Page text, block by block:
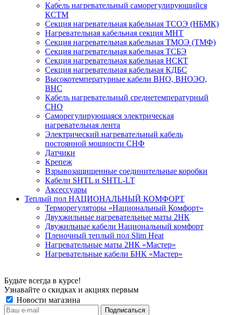
Кабель нагревательный саморегулирующийся
КСТМ
Секция нагревательная кабельная ТСОЭ (НБМК)
Нагревательная кабельная секция МНТ
Секция нагревательная кабельная ТМОЭ (ТМФ)
Секция нагревательная кабельная ТСБЭ
Секция нагревательная кабельная НСКТ
Секция нагревательная кабельная КДБС
Высокотемпературные кабели ВНО, ВНОЭО,
ВНС
Кабель нагревательный среднетемпературный
СНО
Саморегулирующаяся электрическая
нагревательная лента
Электрический нагревательный кабель
постоянной мощности СНФ
Датчики
Крепеж
Взрывозащищенные соединительные коробки
Кабели SHTL и SHTL-LT
Аксессуары
Теплый пол НАЦИОНАЛЬНЫЙ КОМФОРТ
Терморегуляторы «Национальный Комфорт»
Двухжильные нагревательные маты 2НК
Двужильные кабели Национальный комфорт
Пленочный теплый пол Slim Heat
Нагревательные маты 2НК «Мастер»
Нагревательные кабели БНК «Мастер»
Будьте всегда в курсе!
Узнавайте о скидках и акциях первым
Новости магазина